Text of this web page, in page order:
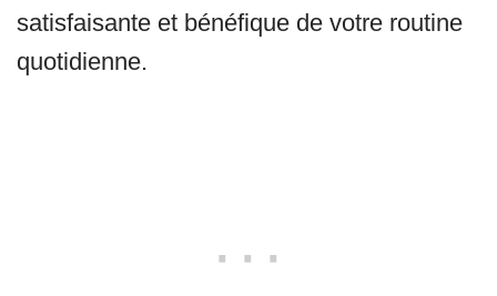
satisfaisante et bénéfique de votre routine
quotidienne.